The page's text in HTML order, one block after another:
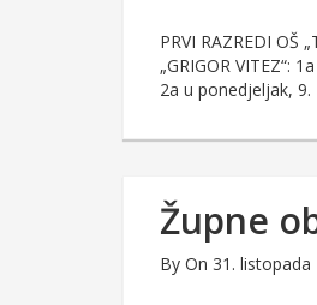
PRVI RAZREDI OŠ
„GRIGOR VITEZ“:
2a u ponedjeljak, 9.
Župne
By On 31. listopada